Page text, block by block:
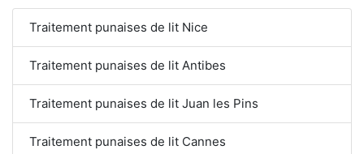
Traitement punaises de lit Nice
Traitement punaises de lit Antibes
Traitement punaises de lit Juan les Pins
Traitement punaises de lit Cannes